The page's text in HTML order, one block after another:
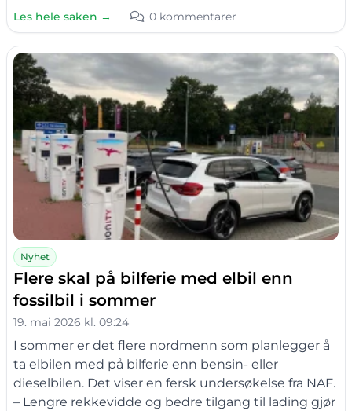
Les hele saken → 0 kommentarer
Nyhet
Flere skal på bilferie med elbil enn
fossilbil i sommer
19. mai 2026 kl. 09:24
I sommer er det flere nordmenn som planlegger å
ta elbilen med på bilferie enn bensin- eller
dieselbilen. Det viser en fersk undersøkelse fra NAF.
– Lengre rekkevidde og bedre tilgang til lading gjør